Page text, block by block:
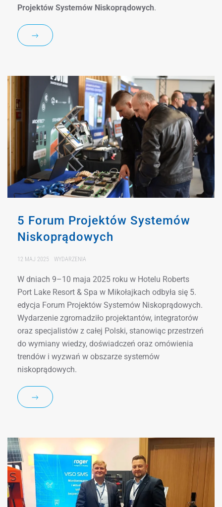
Projektów Systemów Niskoprądowych.
5 Forum Projektów Systemów
Niskoprądowych
12 MAJ 2025 WYDARZENIA
W dniach 9–10 maja 2025 roku w Hotelu Roberts
Port Lake Resort & Spa w Mikołajkach odbyła się 5.
edycja Forum Projektów Systemów Niskoprądowych.
Wydarzenie zgromadziło projektantów, integratorów
oraz specjalistów z całej Polski, stanowiąc przestrzeń
do wymiany wiedzy, doświadczeń oraz omówienia
trendów i wyzwań w obszarze systemów
niskoprądowych.